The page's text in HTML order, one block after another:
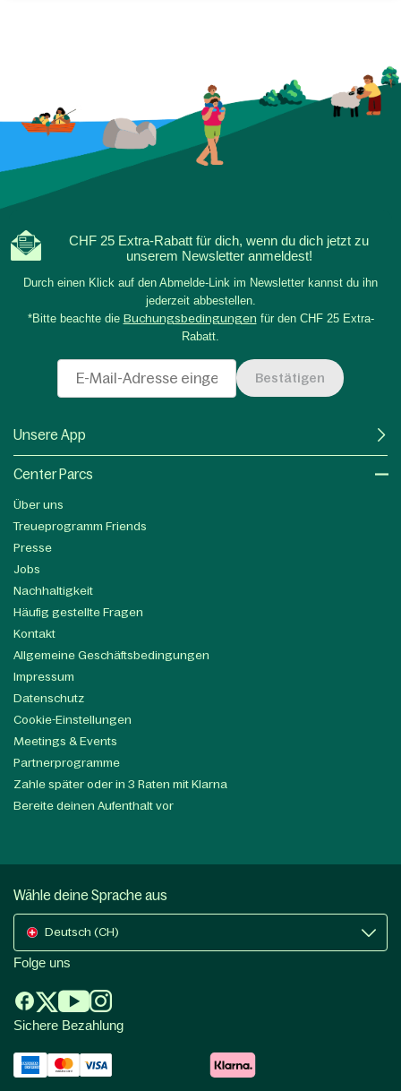
CHF 25 Extra-Rabatt für dich, wenn du dich jetzt zu
unserem Newsletter anmeldest!
Durch einen Klick auf den Abmelde-Link im Newsletter kannst du ihn
jederzeit abbestellen.
*Bitte beachte die Buchungsbedingungen für den CHF 25 Extra-
Rabatt.
Bestätigen
Unsere App
Center Parcs
Über uns
Treueprogramm Friends
Presse
Jobs
Nachhaltigkeit
Häufig gestellte Fragen
Kontakt
Allgemeine Geschäftsbedingungen
Impressum
Datenschutz
Cookie-Einstellungen
Meetings & Events
Partnerprogramme
Zahle später oder in 3 Raten mit Klarna
Bereite deinen Aufenthalt vor
Wähle deine Sprache aus
Deutsch (CH)
Folge uns
Sichere Bezahlung